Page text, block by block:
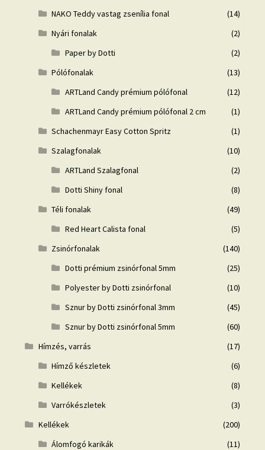
NAKO Teddy vastag zsenília fonal
(14)
Nyári fonalak
(2)
Paper by Dotti
(2)
Pólófonalak
(13)
ARTLand Candy prémium pólófonal
(12)
ARTLand Candy prémium pólófonal 2 cm
(1)
Schachenmayr Easy Cotton Spritz
(1)
Szalagfonalak
(10)
ARTLand Szalagfonal
(2)
Dotti Shiny fonal
(8)
Téli fonalak
(49)
Red Heart Calista fonal
(5)
Zsinórfonalak
(140)
Dotti prémium zsinórfonal 5mm
(25)
Polyester by Dotti zsinórfonal
(10)
Sznur by Dotti zsinórfonal 3mm
(45)
Sznur by Dotti zsinórfonal 5mm
(60)
Hímzés, varrás
(17)
Hímző készletek
(6)
Kellékek
(8)
Varrókészletek
(3)
Kellékek
(200)
Álomfogó karikák
(11)